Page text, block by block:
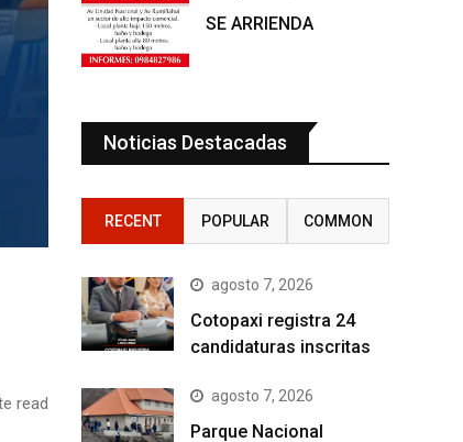
read
SE ARRIENDA
Noticias Destacadas
RECENT POPULAR COMMON
agosto 7, 2026
Cotopaxi registra 24
candidaturas inscritas
agosto 7, 2026
Parque Nacional